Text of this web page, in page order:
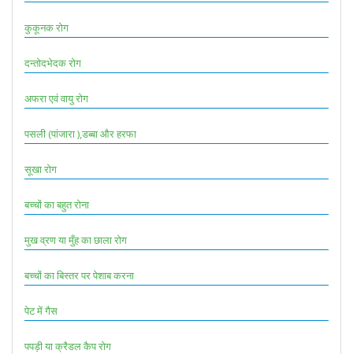
कुकूनक रोग
दन्तोदभेदक रोग
अफरा एवं वायु रोग
पसली (पांजारा ),डब्बा और हरफा
सूखा रोग
बच्चों का बहुत रोना
मुख व्रण या मुँह का छाला रोग
बच्चों का बिस्तर पर पेशाब करना
पेट में गैस
पपड़ी या क्रैडल कैप रोग